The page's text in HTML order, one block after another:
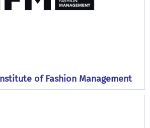
of Fashion Management